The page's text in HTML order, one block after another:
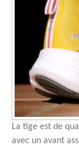
La tige est de
avec un avant